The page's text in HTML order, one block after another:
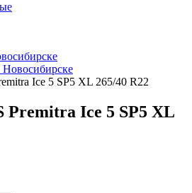
Новосибирске
Ice 5 SP5 XL 265/40 R22
Ice 5 SP5 XL